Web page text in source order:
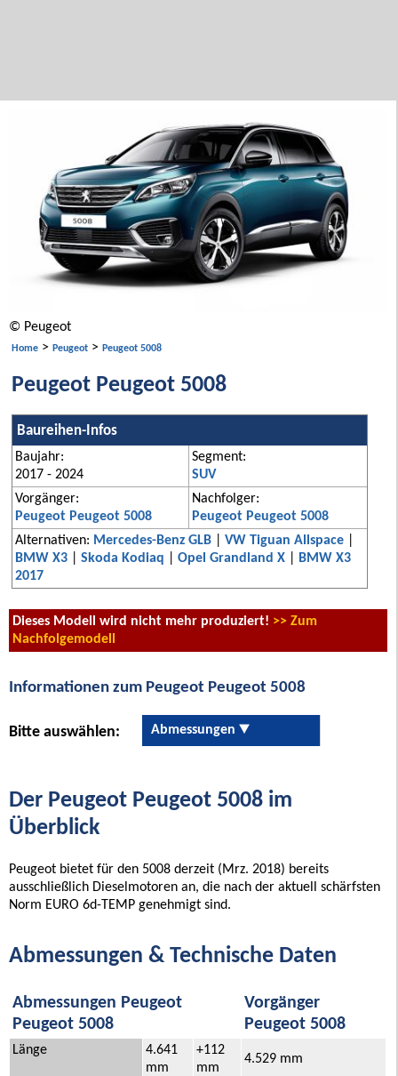
© Peugeot
Home > Peugeot > Peugeot 5008
Peugeot Peugeot 5008
Baureihen-Infos
Baujahr:
2017 - 2024
Segment:
SUV
Vorgänger:
Peugeot Peugeot 5008
Nachfolger:
Peugeot Peugeot 5008
Alternativen: Mercedes-Benz GLB VW Tiguan Allspace
BMW X3
Skoda Kodiaq Opel Grandland X
BMW X3
2017
Dieses Modell wird nicht mehr produziert! >> Zum
Nachfolgemodell
Informationen zum Peugeot Peugeot 5008
Bitte auswählen: Abmessungen
Der Peugeot Peugeot 5008 im
Überblick
Peugeot bietet für den 5008 derzeit (Mrz. 2018) bereits
ausschließlich Dieselmotoren an, die nach der aktuell schärfsten
Norm EURO 6d-TEMP genehmigt sind.
Abmessungen & Technische Daten
Abmessungen Peugeot
Peugeot 5008
Vorgänger
Peugeot 5008
Länge
4.641
mm
+112
mm
4.529 mm